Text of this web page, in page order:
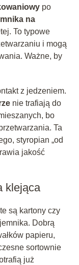
po
na
To typowe
i mogą
Ważne, by
z jedzeniem.
nie trafiają do
bo
Ta
styropian „od
jakość
klejąca
są kartony czy
Dobrą
papieru,
sortownie
już